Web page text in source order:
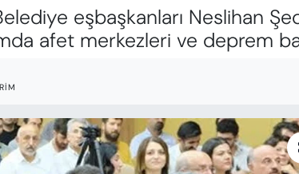
eşbaşkanları Neslihan
afet merkezleri ve deprem